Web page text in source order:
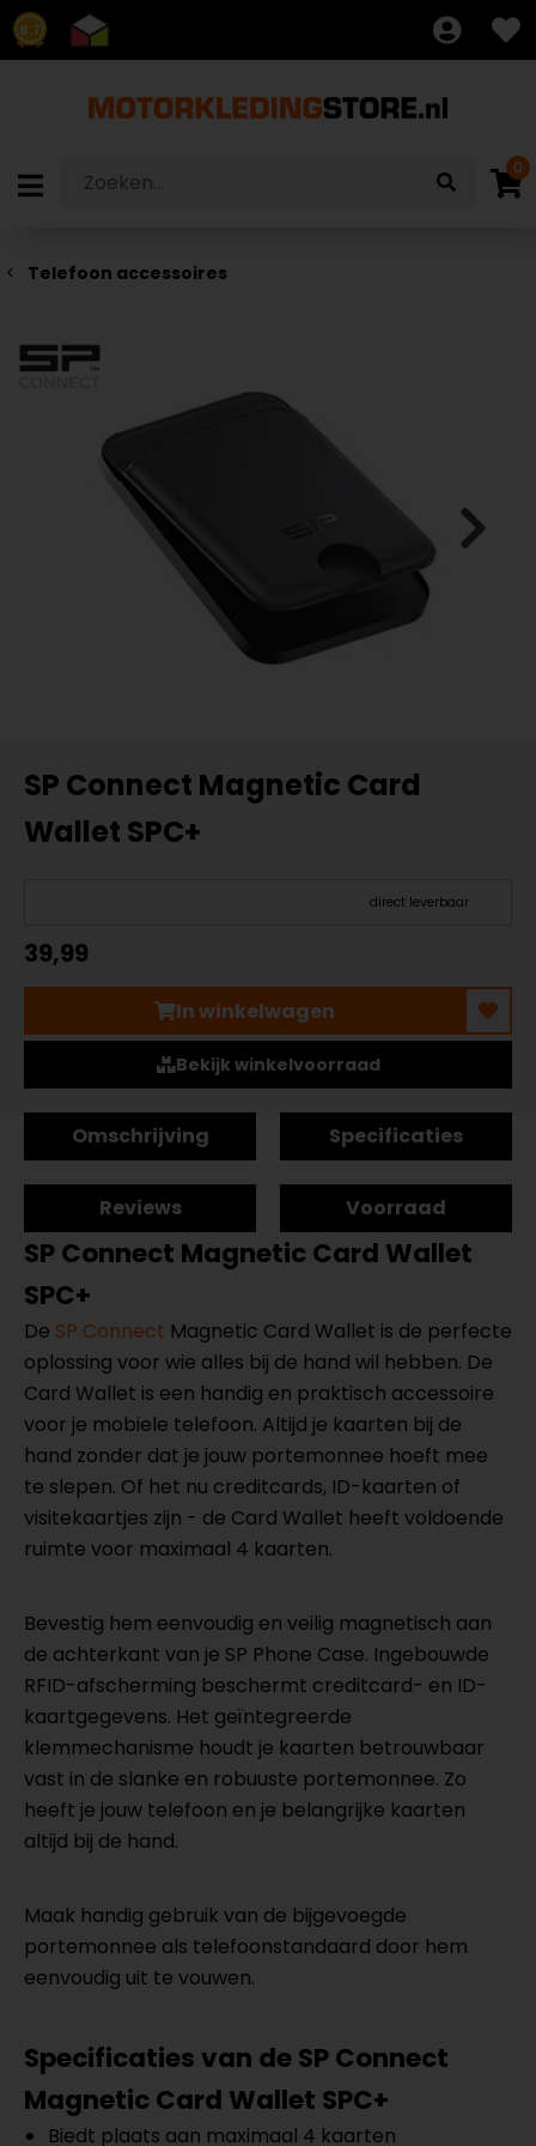
8.7
0
Telefoon accessoires
SP Connect Magnetic Card
Wallet SPC+
direct leverbaar
39,99
In winkelwagen
Bekijk winkelvoorraad
Omschrijving Specificaties
Reviews Voorraad
SP Connect Magnetic Card Wallet
SPC+
De SP Connect Magnetic Card Wallet is de perfecte
oplossing voor wie alles bij de hand wil hebben. De
Card Wallet is een handig en praktisch accessoire
voor je mobiele telefoon. Altijd je kaarten bij de
hand zonder dat je jouw portemonnee hoeft mee
te slepen. Of het nu creditcards, ID-kaarten of
visitekaartjes zijn - de Card Wallet heeft voldoende
ruimte voor maximaal 4 kaarten.
Bevestig hem eenvoudig en veilig magnetisch aan
de achterkant van je SP Phone Case. Ingebouwde
RFID-afscherming beschermt creditcard- en ID-
kaartgegevens. Het geïntegreerde
klemmechanisme houdt je kaarten betrouwbaar
vast in de slanke en robuuste portemonnee. Zo
heeft je jouw telefoon en je belangrijke kaarten
altijd bij de hand.
Maak handig gebruik van de bijgevoegde
portemonnee als telefoonstandaard door hem
eenvoudig uit te vouwen.
Specificaties van de SP Connect
Magnetic Card Wallet SPC+
Biedt plaats aan maximaal 4 kaarten